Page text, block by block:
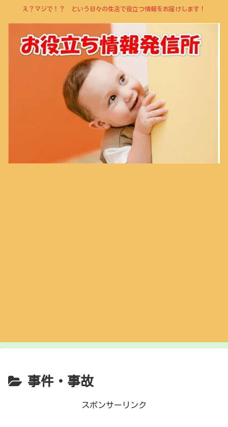
え？マジで！？ という日々の生活で役立つ情報をお届けします！
事件・事故
スポンサーリンク